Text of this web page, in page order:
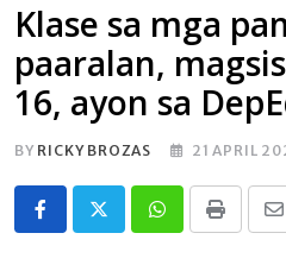
Klase sa mga
paaralan,
16, ayon sa
BY RICKY BROZAS 21 APRIL
Whatsapp
Print